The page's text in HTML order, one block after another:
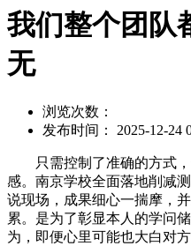
我们整个团队
无
浏览次数：
发布时间： 2025-12-24
只需控制了准确的方式，
感。南京学校全面落地削减
说现场，成果细心一揣摩，
累。是为了彰显本人的学问
为，即便心里可能也大白对